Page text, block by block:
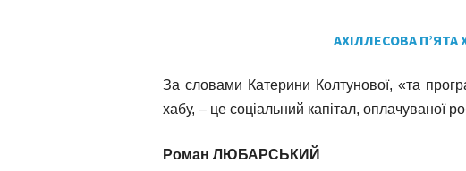
АХІЛЛЕСОВА
За словами Катерини Колтунової, «та
хабу, – це соціальний капітал, оплачуваної
Роман ЛЮБАРСЬКИЙ